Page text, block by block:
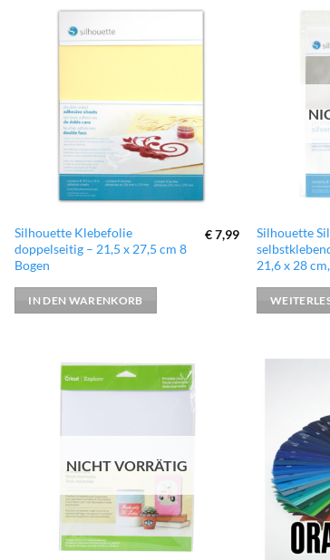
zur
Silhouette Klebefolie
doppelseitig – 21,5 x 27,5 cm 8
Bogen
€7,99
IN DEN WARENKORB
Silhouette
21,6 x 28
zur
NICHT VORRÄTIG